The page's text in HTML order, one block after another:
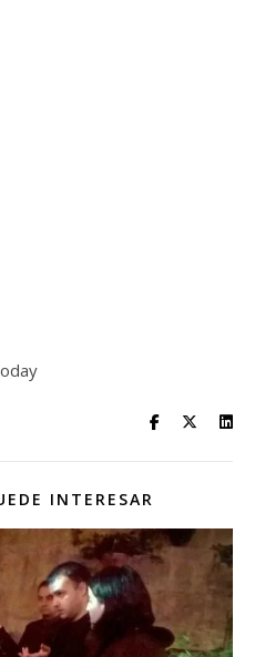
INTERESAR